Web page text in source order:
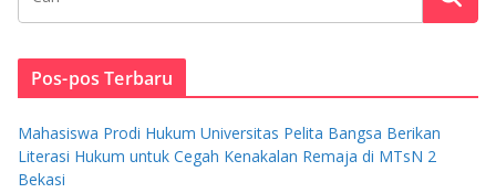
Pos-pos Terbaru
Mahasiswa Prodi Hukum Universitas Pelita Bangsa Berikan
Literasi Hukum untuk Cegah Kenakalan Remaja di MTsN 2
Bekasi